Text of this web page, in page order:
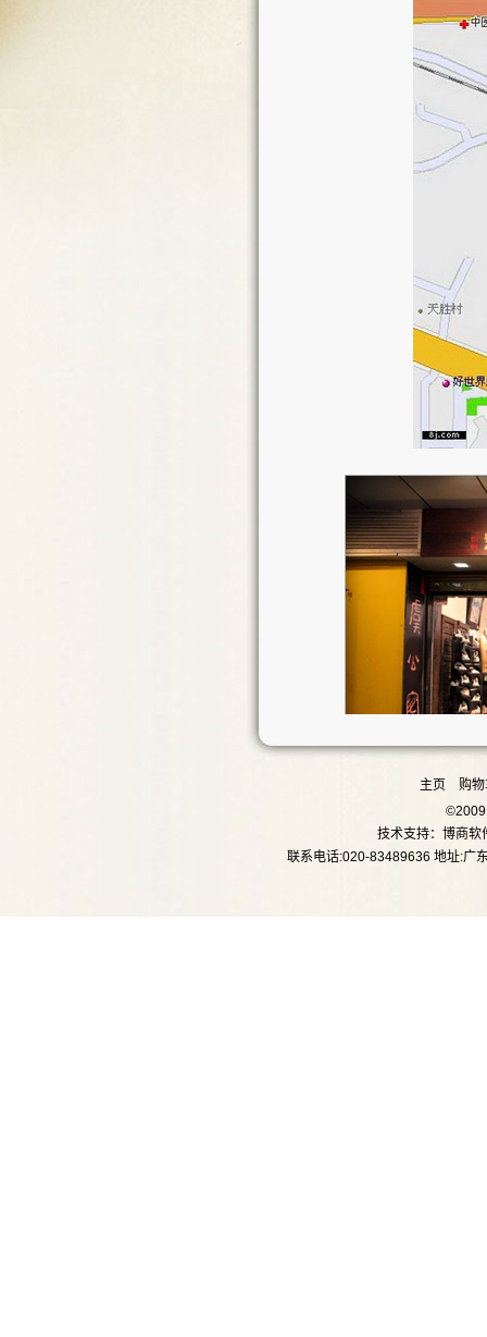
主页
购
©2009
技术支持：博商软
联系电话:020-83489636 地址:广